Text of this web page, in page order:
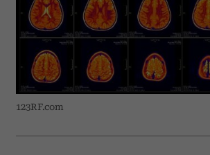
123RF.com